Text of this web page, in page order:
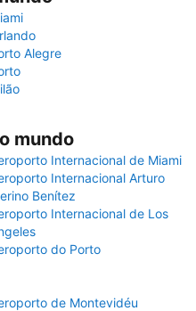
Alegre
mundo
Internacional de Miami
Internacional Arturo
Benítez
Internacional de Los
do Porto
de Montevidéu